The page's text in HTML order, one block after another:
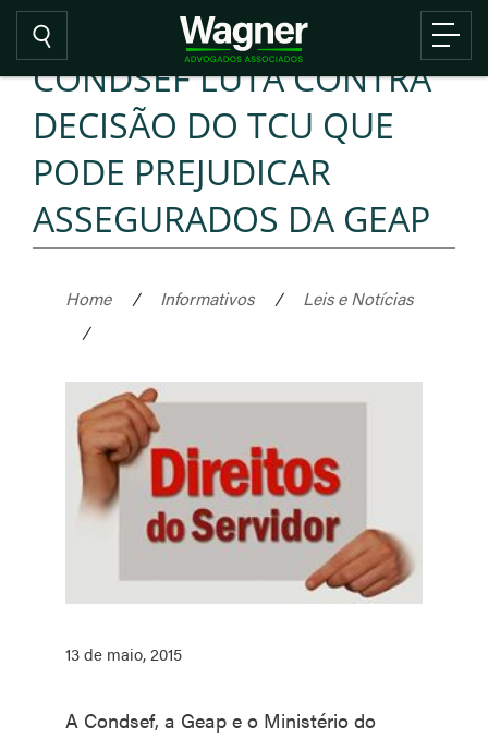
CONDSEF LUTA CONTRA
DECISÃO DO TCU QUE
PODE PREJUDICAR
ASSEGURADOS DA GEAP
Home / Informativos /
Leis e Notícias
/
13 de maio, 2015
A Condsef, a Geap e o Ministério do